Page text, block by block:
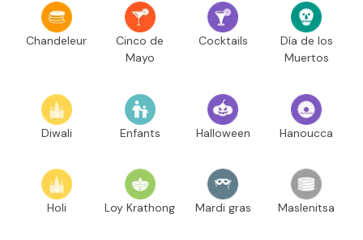
Chandeleur
Cinco de
Mayo
Cocktails
Día de los
Muertos
Diwali Enfants Halloween Hanoucca
Holi Loy Krathong Mardi gras Maslenitsa